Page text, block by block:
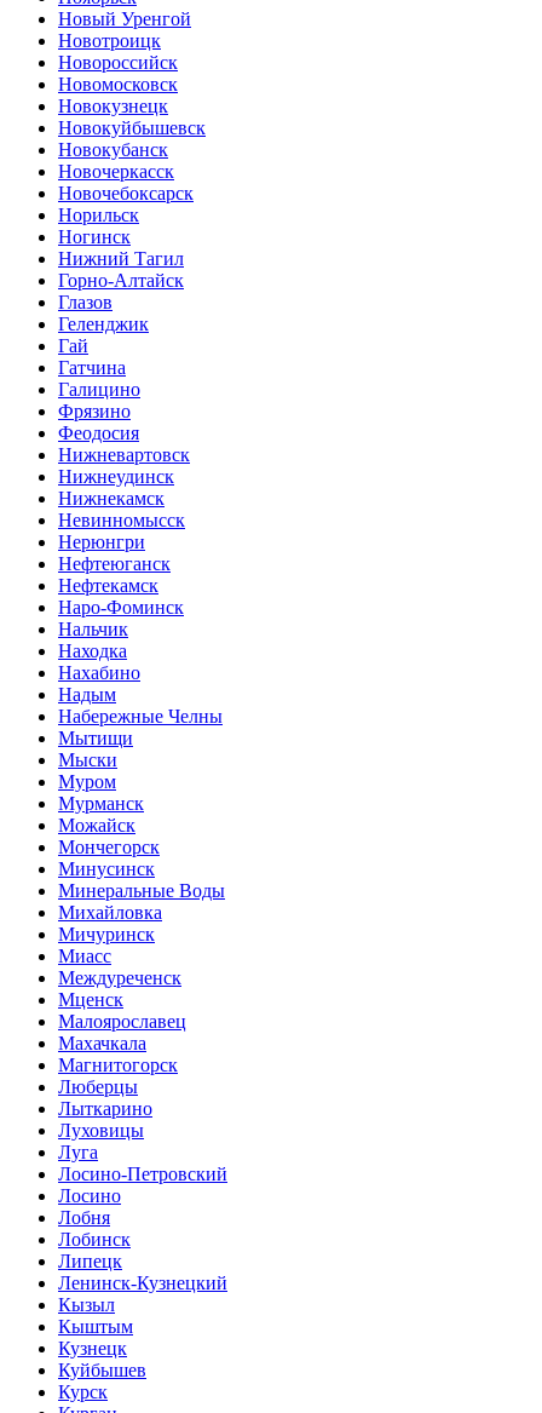
Новый Уренгой
Новотроицк
Новороссийск
Новомосковск
Новокузнецк
Новокуйбышевск
Новокубанск
Новочеркасск
Новочебоксарск
Норильск
Ногинск
Нижний Тагил
Горно-Алтайск
Глазов
Геленджик
Гай
Гатчина
Галицино
Фрязино
Феодосия
Нижневартовск
Нижнеудинск
Нижнекамск
Невинномысск
Нерюнгри
Нефтеюганск
Нефтекамск
Наро-Фоминск
Нальчик
Находка
Нахабино
Надым
Набережные Челны
Мытищи
Мыски
Муром
Мурманск
Можайск
Мончегорск
Минусинск
Минеральные Воды
Михайловка
Мичуринск
Миасс
Междуреченск
Мценск
Малоярославец
Махачкала
Магнитогорск
Люберцы
Лыткарино
Луховицы
Луга
Лосино-Петровский
Лосино
Лобня
Лобинск
Липецк
Ленинск-Кузнецкий
Кызыл
Кыштым
Кузнецк
Куйбышев
Курск